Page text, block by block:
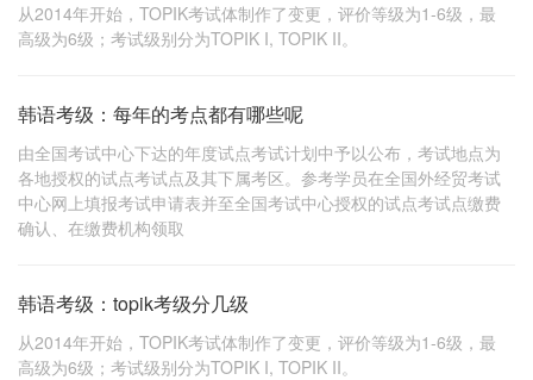
从2014年开始，TOPIK考试体制作了变更，评价等级为1-6级，最
高级为6级；考试级别分为TOPIK I, TOPIK II。
韩语考级：每年的考点都有哪些呢
由全国考试中心下达的年度试点考试计划中予以公布，考试地点为
各地授权的试点考试点及其下属考区。参考学员在全国外经贸考试
中心网上填报考试申请表并至全国考试中心授权的试点考试点缴费
确认、在缴费机构领取
韩语考级：topik考级分几级
从2014年开始，TOPIK考试体制作了变更，评价等级为1-6级，最
高级为6级；考试级别分为TOPIK I, TOPIK II。